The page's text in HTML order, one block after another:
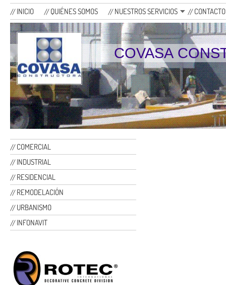
INICIO QUIÉNES SOMOS NUESTROS SERVICIOS CONTACTO
COVASA
COMERCIAL
INDUSTRIAL
RESIDENCIAL
REMODELACIÓN
URBANISMO
INFONAVIT